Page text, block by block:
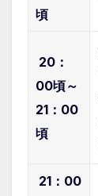
頃
20：
00頃～
21：00
頃
21：00